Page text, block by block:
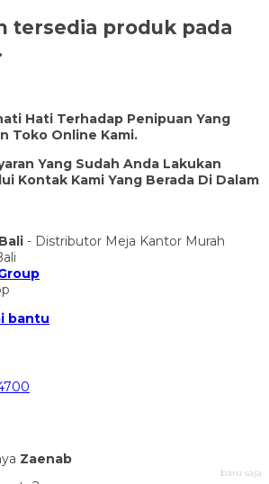
tersedia produk pada
Hati Terhadap Penipuan Yang
Toko Online Kami.
Yang Sudah Anda Lakukan
Kontak Kami Yang Berada Di Dalam
- Distributor Meja Kantor Murah
bantu
Zaenab
baru saja